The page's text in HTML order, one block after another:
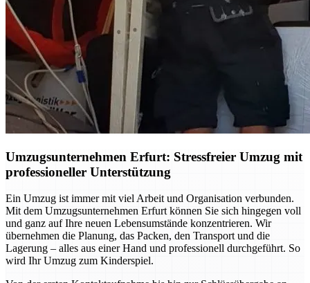
Umzugsunternehmen Erfurt: Stressfreier Umzug mit
professioneller Unterstützung
Ein Umzug ist immer mit viel Arbeit und Organisation verbunden.
Mit dem Umzugsunternehmen Erfurt können Sie sich hingegen voll
und ganz auf Ihre neuen Lebensumstände konzentrieren. Wir
übernehmen die Planung, das Packen, den Transport und die
Lagerung – alles aus einer Hand und professionell durchgeführt. So
wird Ihr Umzug zum Kinderspiel.